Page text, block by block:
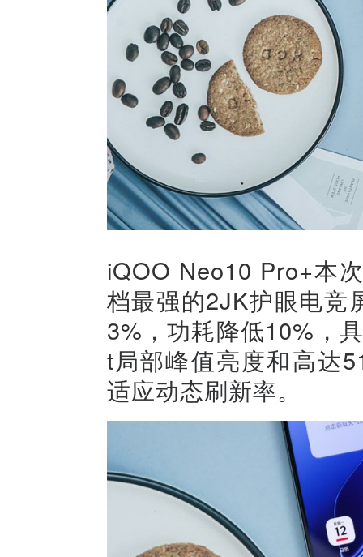
iQOO Neo10 Pro+本
档最强的2JK护眼电竞
3%，功耗降低10%，
t局部峰值亮度和高达
适应动态刷新率。